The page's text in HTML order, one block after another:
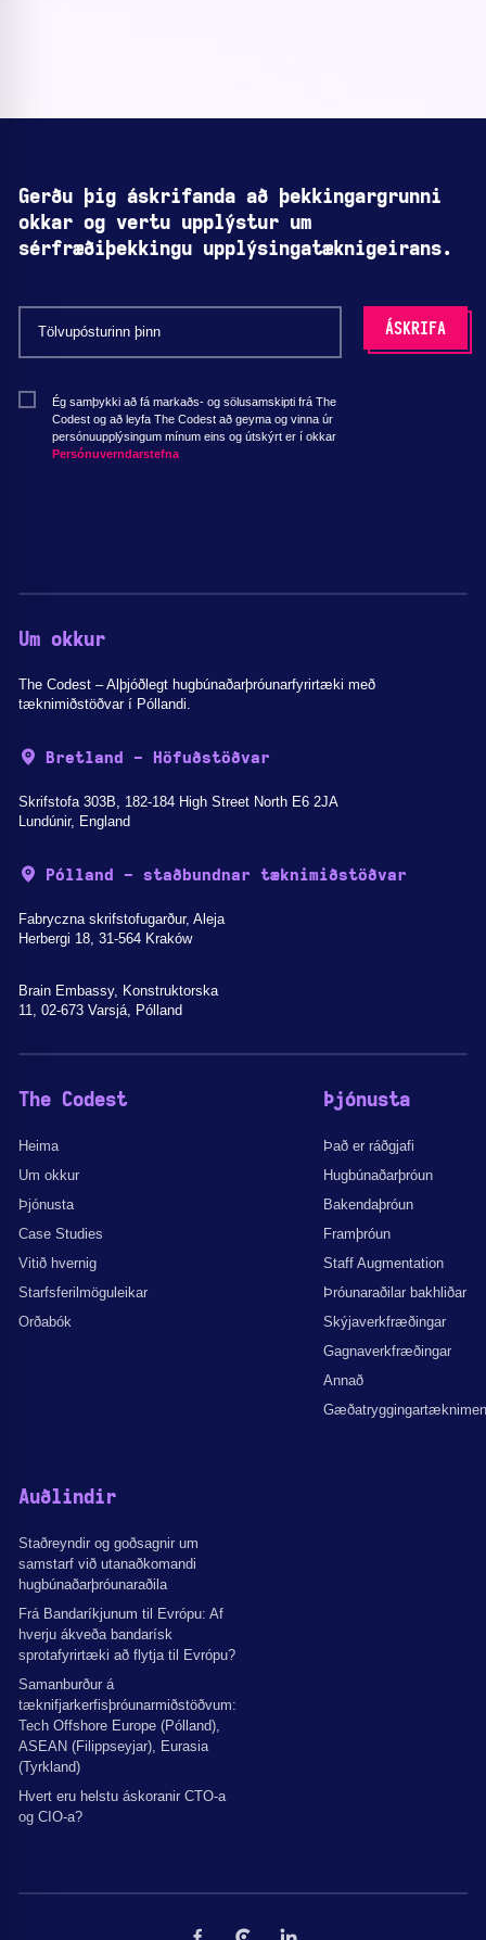
Gerðu þig áskrifanda að þekkingargrunni
okkar og vertu upplýstur um
sérfræðiþekkingu upplýsingatæknigeirans.
Ég samþykki að fá markaðs- og sölusamskipti frá The
Codest og að leyfa The Codest að geyma og vinna úr
persónuupplýsingum mínum eins og útskýrt er í okkar
Persónuverndarstefna
Um okkur
The Codest – Alþjóðlegt hugbúnaðarþróunarfyrirtæki með
tæknimiðstöðvar í Póllandi.
Bretland - Höfuðstöðvar
Skrifstofa 303B, 182-184 High Street North E6 2JA
Lundúnir, England
Pólland - staðbundnar tæknimiðstöðvar
Fabryczna skrifstofugarður, Aleja
Herbergi 18, 31-564 Kraków
Brain Embassy, Konstruktorska
11, 02-673 Varsjá, Pólland
The Codest
Heima
Um okkur
Þjónusta
Case Studies
Vitið hvernig
Starfsferilmöguleikar
Orðabók
Þjónusta
Það er ráðgjafi
Hugbúnaðarþróun
Bakendaþróun
Framþróun
Staff Augmentation
Þróunaraðilar bakhliðar
Skýjaverkfræðingar
Gagnaverkfræðingar
Annað
Auðlindir
Staðreyndir og goðsagnir um
samstarf við utanaðkomandi
hugbúnaðarþróunaraðila
Frá Bandaríkjunum til Evrópu: Af
hverju ákveða bandarísk
sprotafyrirtæki að flytja til Evrópu?
Samanburður á
tæknifjarkerfisþróunarmiðstöðvum:
Tech Offshore Europe (Pólland),
ASEAN (Filippseyjar), Eurasia
(Tyrkland)
Hvert eru helstu áskoranir CTO-a
og CIO-a?